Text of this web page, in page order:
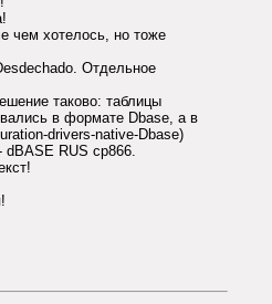
чем хотелось, но тоже
Отдельное
таково: таблицы
в формате Dbase, а в
drivers-native-Dbase)
dBASE RUS cp866.